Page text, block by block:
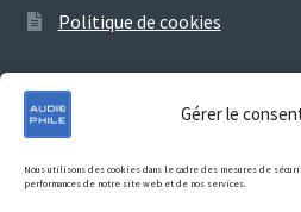
Gérer le
Nous utilisons des cookies dans le cadre des mesures de
performances de notre site web et de nos services.
Politique de cookies
© Audiophile 2026